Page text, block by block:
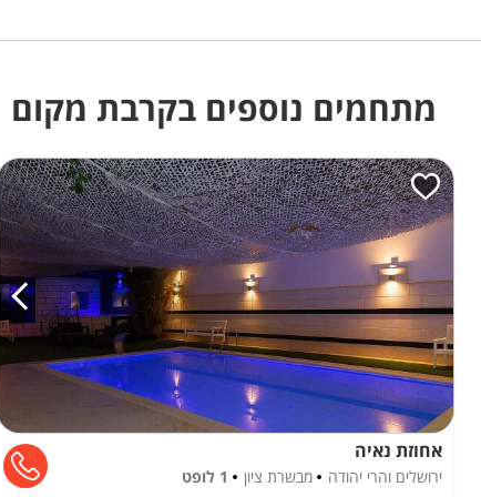
מתחמים נוספים בקרבת מקום
אחוזת נאיה
ירושלים והרי יהודה מבשרת ציון 1 לופט